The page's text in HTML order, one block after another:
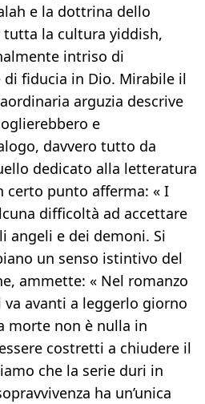
e la dottrina dello
tutta la cultura yiddish,
intriso di
fiducia in Dio. Mirabile il
arguzia descrive
e
davvero tutto da
dedicato alla letteratura
certo punto afferma: « I
difficoltà ad accettare
angeli e dei demoni. Si
un senso istintivo del
ammette: « Nel romanzo
va avanti a leggerlo giorno
morte non è nulla in
costretti a chiudere il
che la serie duri in
ha un’unica